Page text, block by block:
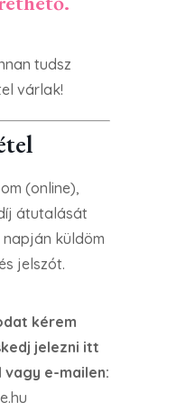
tudsz
várlak!
(online),
átutalását
küldöm
jelszót.
kérem
jelezni itt
e-mailen: